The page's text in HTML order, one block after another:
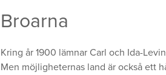
Broarna
Kring år 1900 lämnar Carl och Ida-
Men möjligheternas land är också ett